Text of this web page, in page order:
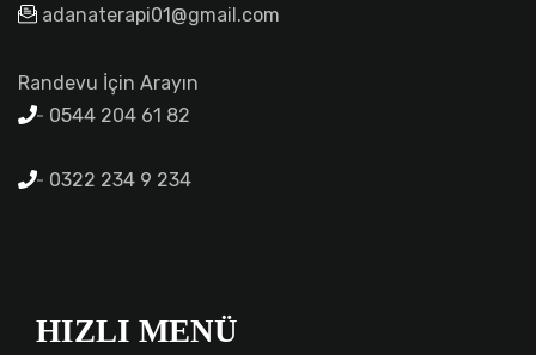
adanaterapi01@gmail.com
Randevu İçin Arayın
0544 204 61 82
0322 234 9 234
HIZLI MENÜ